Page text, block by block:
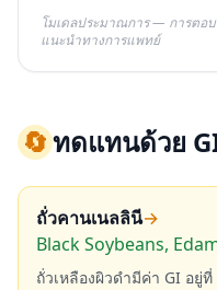
โมเดลประมาณการ — การตอ
แนะนำทางการแพทย์
🔄ทดแทนด้วย
ถั่วคานเนลลินี→
Black Soybeans,
ถั่วเหลืองผิวดำมีค่า GI อยู่